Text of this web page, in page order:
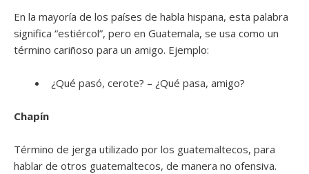
En la mayoría de los países de habla hispana, esta palabra
significa “estiércol”, pero en Guatemala, se usa como un
término cariñoso para un amigo. Ejemplo:
¿Qué pasó, cerote? – ¿Qué pasa, amigo?
Chapín
Término de jerga utilizado por los guatemaltecos, para
hablar de otros guatemaltecos, de manera no ofensiva.